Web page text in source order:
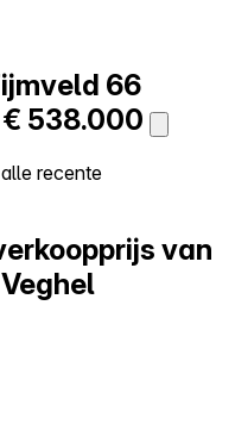
66
538.000
recente
van